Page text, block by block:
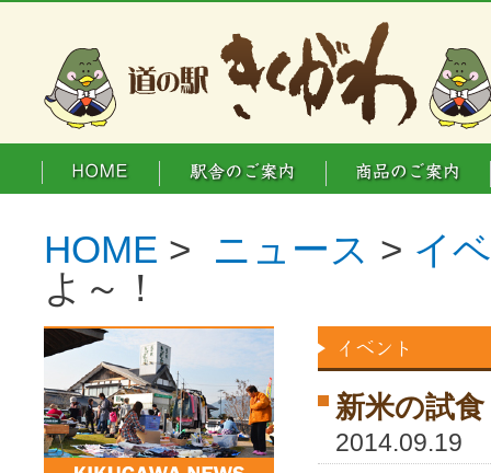
HOME > ニュース > イ
よ～！
新米の試
2014.09.19